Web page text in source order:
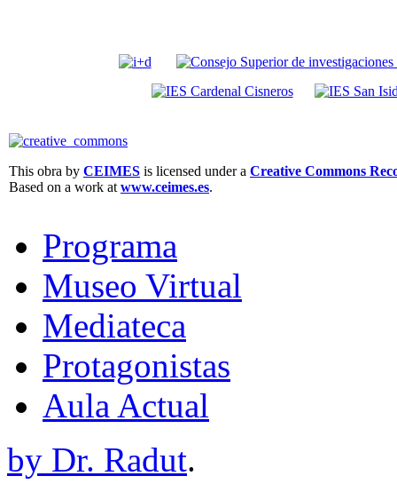
This obra by CEIMES is licensed under a Creative Commons
Based on a work at www.ceimes.es.
Programa
Museo Virtual
Mediateca
Protagonistas
Aula Actual
by Dr. Radut.